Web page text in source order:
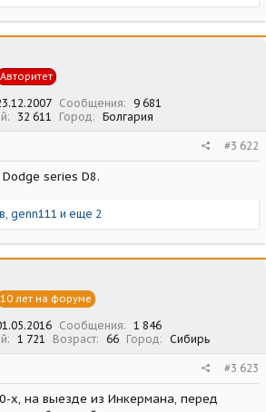
Авторитет
Сообщения
9 681
32 611 Город Болгария
#3 622
series D8.
, genn111 и еще 2
10 лет на форуме
Сообщения
1 846
1 721 Возраст 66 Город Сибирь
#3 623
х, на выезде из Инкермана, перед